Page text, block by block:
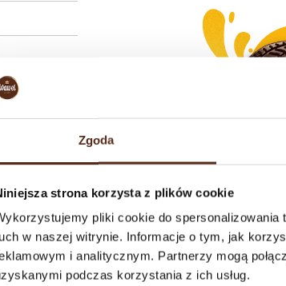
Zgoda
strona korzysta z plików cookie
pliki cookie do
w naszej witrynie. Informacje o tym, jak
i analitycznym. Partnerzy mogą
podczas korzystania z ich usług.